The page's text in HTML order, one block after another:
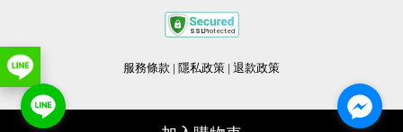
服務條款 | 隱私政策 | 退款政策